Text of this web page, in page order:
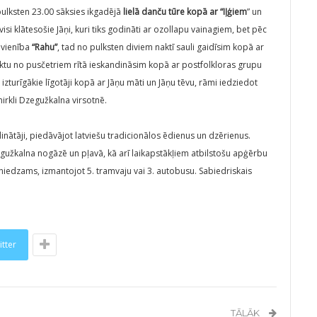
23.00 sāksies ikgadējā lielā danču tūre kopā ar “Iļģiem” un
klātesošie Jāņi, kuri tiks godināti ar ozollapu vainagiem, bet pēc
“Rahu”, tad no pulksten diviem naktī sauli gaidīsim kopā ar
no pusčetriem rītā ieskandināsim kopā ar postfolkloras grupu
līgotāji kopā ar Jāņu māti un Jāņu tēvu, rāmi iedziedot
Dzegužkalna virsotnē.
piedāvājot latviešu tradicionālos ēdienus un dzērienus.
nogāzē un pļavā, kā arī laikapstākļiem atbilstošu apģērbu
izmantojot 5. tramvaju vai 3. autobusu. Sabiedriskais
TĀLĀK